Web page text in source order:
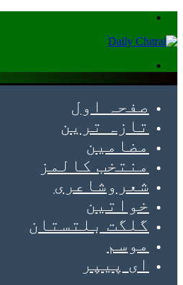
صفحہ اول
تازہ ترین
مضامین
منتخب کالمز
شعروشاعری
خواتین
گلگت بلتستان
موسم
ای پیپر